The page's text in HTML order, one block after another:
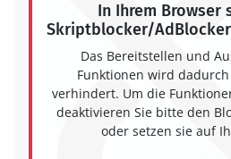
In Ihrem Browser
Skriptblocker/
Das Bereitstellen und
Funktionen wird
verhindert. Um die
deaktivieren Sie bitte den
oder setzen sie auf